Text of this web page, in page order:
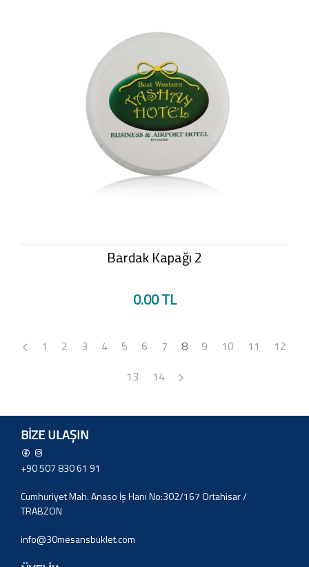
Bardak Kapağı 2
0.00 TL
1 2 3 4 5 6 7 8 9 10 11
12
13
14
BIZE ULAŞIN
+90 507 830 61 91
Cumhuriyet Mah. Anaso İş Hanı No:302/167 Ortahisar /
TRABZON
info@30mesansbuklet.com